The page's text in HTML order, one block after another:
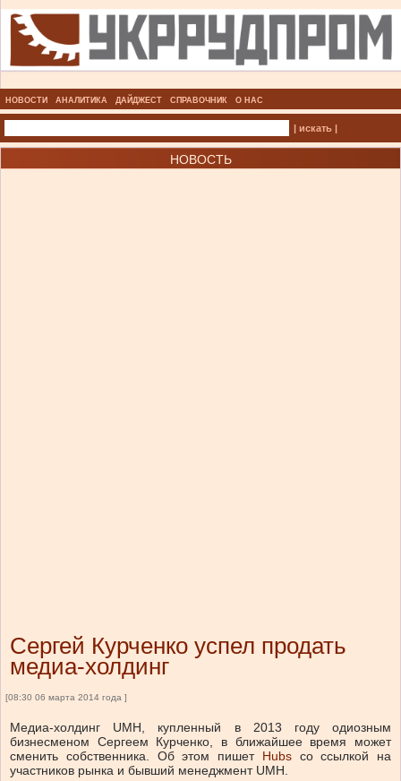
НОВОСТИ АНАЛИТИКА ДАЙДЖЕСТ СПРАВОЧНИК О НАС
| искать |
НОВОСТЬ
Сергей Курченко успел продать
медиа-холдинг
[08:30 06 марта 2014 года ]
Медиа-холдинг UMH, купленный в 2013 году одиозным
бизнесменом Сергеем Курченко, в ближайшее время может
сменить собственника. Об этом пишет Hubsсо ссылкой на
участников рынка и бывший менеджмент UMH.